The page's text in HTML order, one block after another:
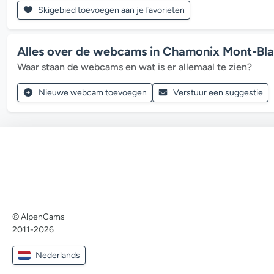
Skigebied toevoegen aan je favorieten
Alles over de webcams in Chamonix Mont-
Waar staan de webcams en wat is er allemaal te zien?
Nieuwe webcam toevoegen Verstuur een suggestie
© AlpenCams
2011-2026
Nederlands